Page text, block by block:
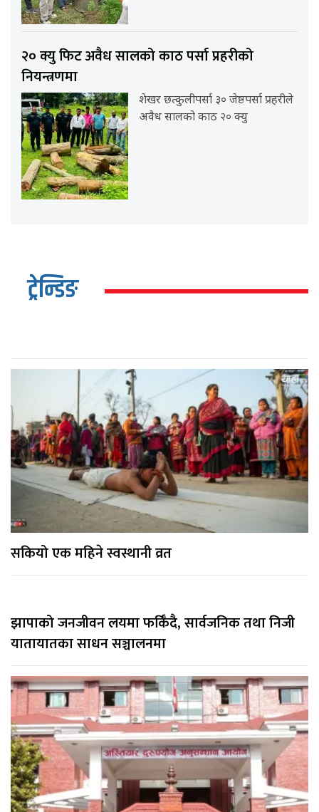
२० क्यु फिट अवैध सालको काठ पर्सा प्रहरीको
नियन्त्रणमा
शेखर छत्कुलीपर्सा ३० जेष्ठपर्सा प्रहरीले
अवैध सालको काठ २० क्यु
ट्रेन्डिङ
सकियो एक महिने स्वस्थानी व्रत
झापाको जनजीवन लयमा फर्किँदै, सार्वजनिक तथा निजी
यातायातका साधन सञ्चालनमा